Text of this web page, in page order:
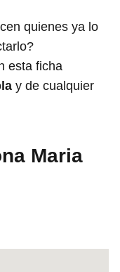
quienes ya lo
esta ficha
y de cualquier
Maria